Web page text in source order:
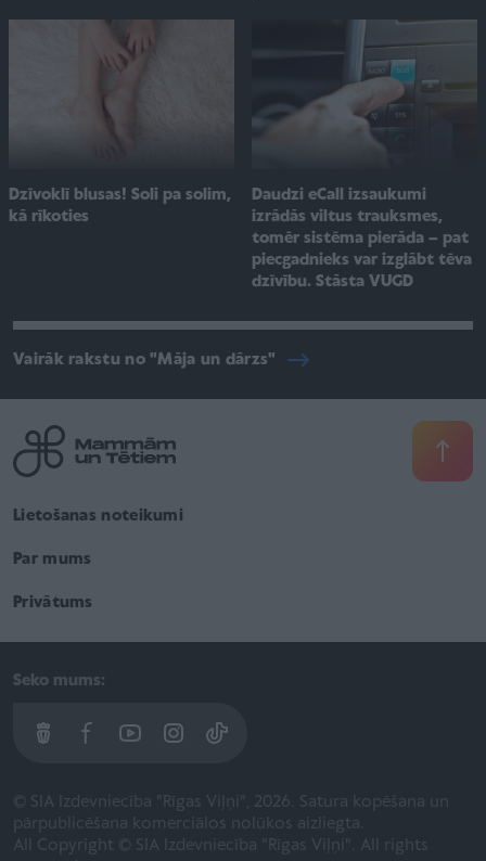
Dzīvoklī blusas! Soli pa solim,
kā rīkoties
Daudzi eCall izsaukumi
izrādās viltus trauksmes,
tomēr sistēma pierāda – pat
piecgadnieks var izglābt tēva
dzīvību. Stāsta VUGD
Vairāk rakstu no "Māja un dārzs"
Lietošanas noteikumi
Par mums
Privātums
Seko mums:
© SIA Izdevniecība "Rīgas Viļņi", 2026. Satura kopēšana un
pārpublicēšana komerciālos nolūkos aizliegta.
All Copyright © SIA Izdevniecība "Rīgas Viļņi". All rights